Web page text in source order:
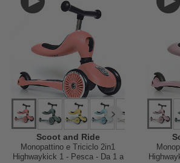
Scoot and Ride
Monopattino e Triciclo 2in1
Highwaykick 1 - Pesca - Da 1 a